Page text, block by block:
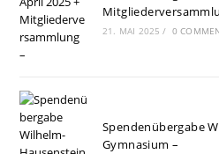
21. MAI 2025 / 0
Spendenübergabe
Gymnasium –